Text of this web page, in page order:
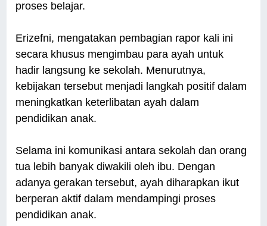
proses belajar.
Erizefni, mengatakan pembagian rapor kali ini
secara khusus mengimbau para ayah untuk
hadir langsung ke sekolah. Menurutnya,
kebijakan tersebut menjadi langkah positif dalam
meningkatkan keterlibatan ayah dalam
pendidikan anak.
Selama ini komunikasi antara sekolah dan orang
tua lebih banyak diwakili oleh ibu. Dengan
adanya gerakan tersebut, ayah diharapkan ikut
berperan aktif dalam mendampingi proses
pendidikan anak.